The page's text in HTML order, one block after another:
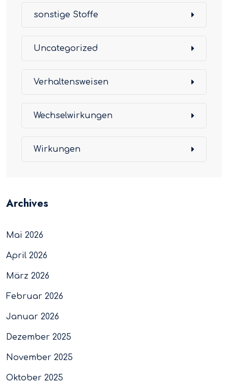
sonstige Stoffe
Uncategorized
Verhaltensweisen
Wechselwirkungen
Wirkungen
Archives
Mai 2026
April 2026
März 2026
Februar 2026
Januar 2026
Dezember 2025
November 2025
Oktober 2025